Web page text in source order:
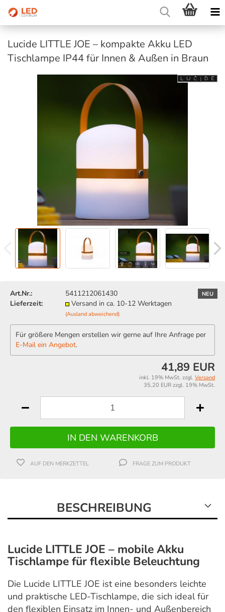
Lucide LITTLE JOE – kompakte Akku LED
Tischlampe IP44 für Innen & Außen in Braun
NEU
Art.Nr.:
5411212061430
Lieferzeit:
Versand in ca. 10-12 Werktagen
(Ausland abweichend)
Für größere Mengen erstellen wir gerne auf Ihre Anfrage per
E-Mail ein Angebot.
41,89 EUR
inkl. 19% MwSt. zzgl. Versand
35,20 EUR zzgl. 19% MwSt.
AUF DEN MERKZETTEL FRAGE ZUM PRODUKT
BESCHREIBUNG
Lucide LITTLE JOE – mobile Akku
Tischlampe für flexible Beleuchtung
Die Lucide LITTLE JOE ist eine besonders leichte
und praktische LED-Tischlampe, die sich ideal für
den flexiblen Einsatz im Innen- und Außenbereich